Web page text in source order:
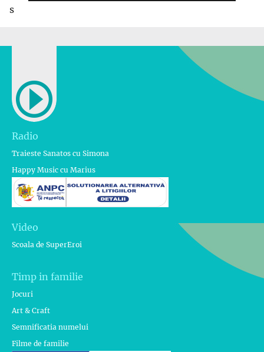
s
Radio
Traieste Sanatos cu Simona
Happy Music cu Marius
Video
Scoala de SuperEroi
Timp in familie
Jocuri
Art & Craft
Semnificatia numelui
Filme de familie